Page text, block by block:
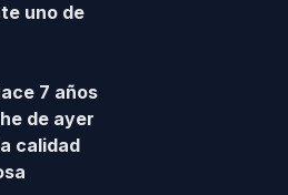
uno de
7 años
de ayer
calidad